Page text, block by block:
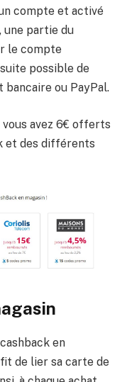
compte et activé
une partie du
le compte
possible de
ou PayPal.
vous avez 6€ offerts
et des différents
en
de lier sa carte de